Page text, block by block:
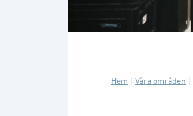
Hem Våra områden